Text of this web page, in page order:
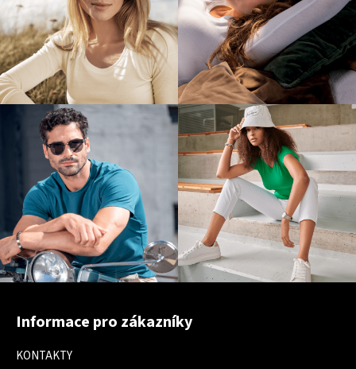
Z
Informace pro zákazníky
KONTAKTY